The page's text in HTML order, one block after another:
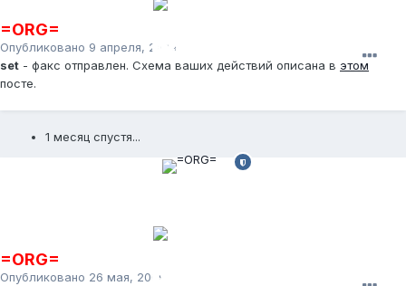
=ORG=
Опубликовано 9 апреля, 2009
set - факс отправлен. Схема ваших действий описана в этом
посте.
1 месяц спустя...
=ORG=
Опубликовано 26 мая, 2009